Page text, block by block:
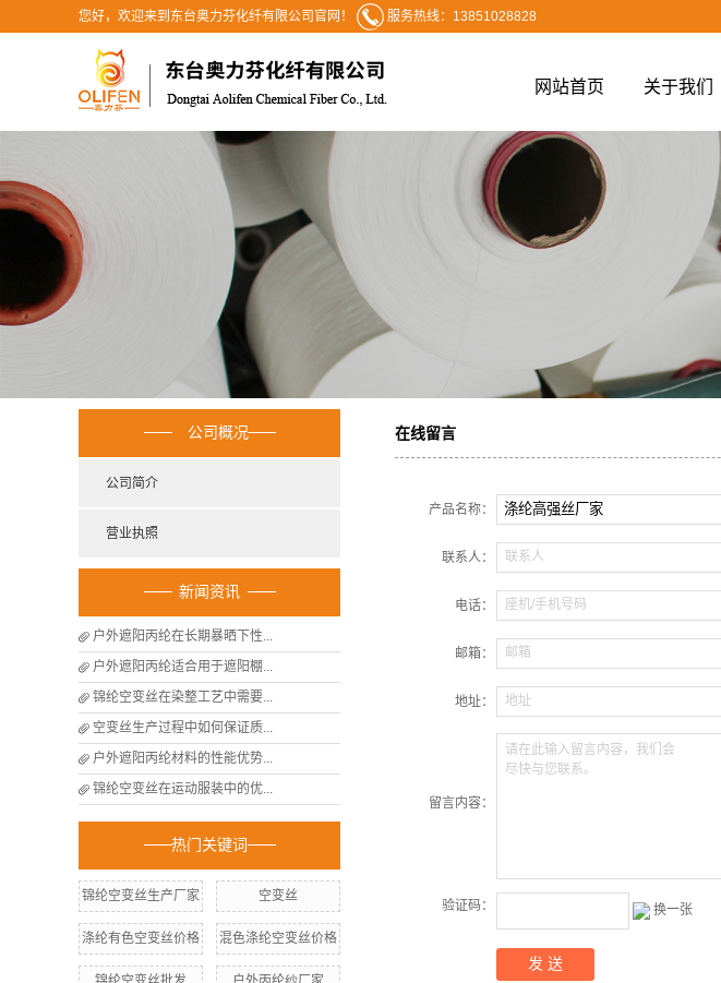
您好，欢迎来到东台奥力芬化纤有限公司官网！ 服务热线：13851028828
网站首页 关于我们
公司简介
营业执照
公司概况
公司简介
营业执照
新闻资讯
户外遮阳丙纶在长期暴晒下性...
户外遮阳丙纶适合用于遮阳棚...
锦纶空变丝在染整工艺中需要...
空变丝生产过程中如何保证质...
户外遮阳丙纶材料的性能优势...
锦纶空变丝在运动服装中的优...
热门关键词
锦纶空变丝生产厂家 空变丝
涤纶有色空变丝价格 混色涤纶空变丝价格
在线留言
产品名称：
联系人： 联系人
电话： 座机/手机号码
邮箱： 邮箱
地址： 地址
留言内容：
请在此输入留言内容，我们会
尽快与您联系。
验证码： 换一张